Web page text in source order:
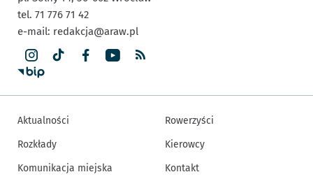
tel. 71 776 71 42
e-mail: redakcja@araw.pl
Aktualności
Rozkłady
Komunikacja miejska
Rowerzyści
Kierowcy
Kontakt